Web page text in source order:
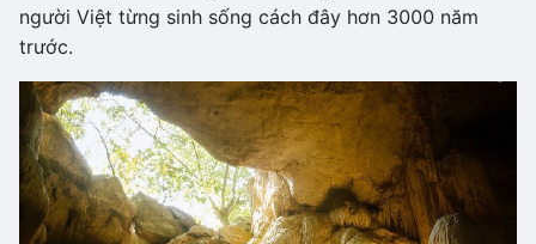
người Việt từng sinh sống cách đây hơn 3000 năm
trước.